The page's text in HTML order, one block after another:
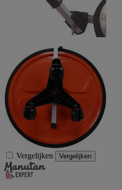
Vergelijken Vergelijken